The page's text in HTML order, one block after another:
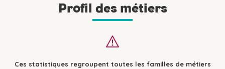
Profil des métiers
Ces statistiques regroupent toutes les familles de métiers